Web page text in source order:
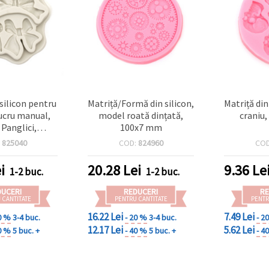
pentru
manual,
mm
825040
1-2 buc.
CANTITATE
%3-4 buc.
%5 buc. +
Matriță/Formă din silicon,
model roată dințată,
100x7 mm
COD: 824960
20.28 Lei 1-2 buc.
REDUCERI
PENTRU CANTITATE
16.22 Lei- 20 %3-4 buc.
12.17 Lei- 40 %5 buc. +
Matriță
craniu,
9.36 Lei
7.49 Lei-
5.62 Lei-